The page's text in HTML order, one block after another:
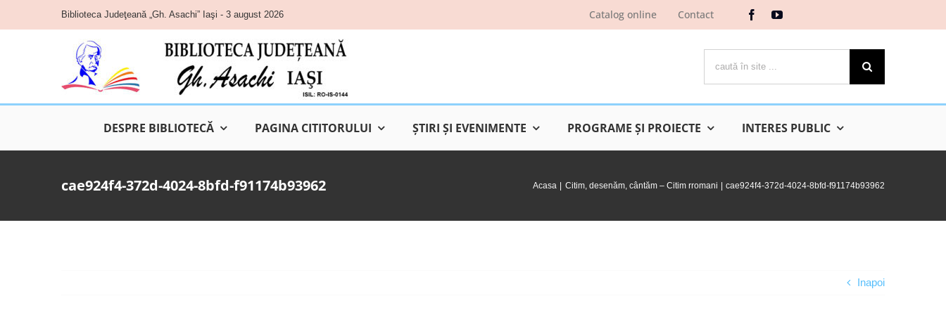
content
Biblioteca Judeţeană „Gh. Asachi” Iaşi - 3 august 2026 Catalog online Contact
DESPRE BIBLIOTECĂ PAGINA CITITORULUI ŞTIRI ŞI EVENIMENTE PROGRAME ŞI PROIECTE INTERES PUBLIC
cae924f4-372d-4024-8bfd-f91174b93962 Acasa Citim, desenăm, cântăm – Citim rromani cae924f4-372d-4024-8bfd-f91174b93962
Inapoi